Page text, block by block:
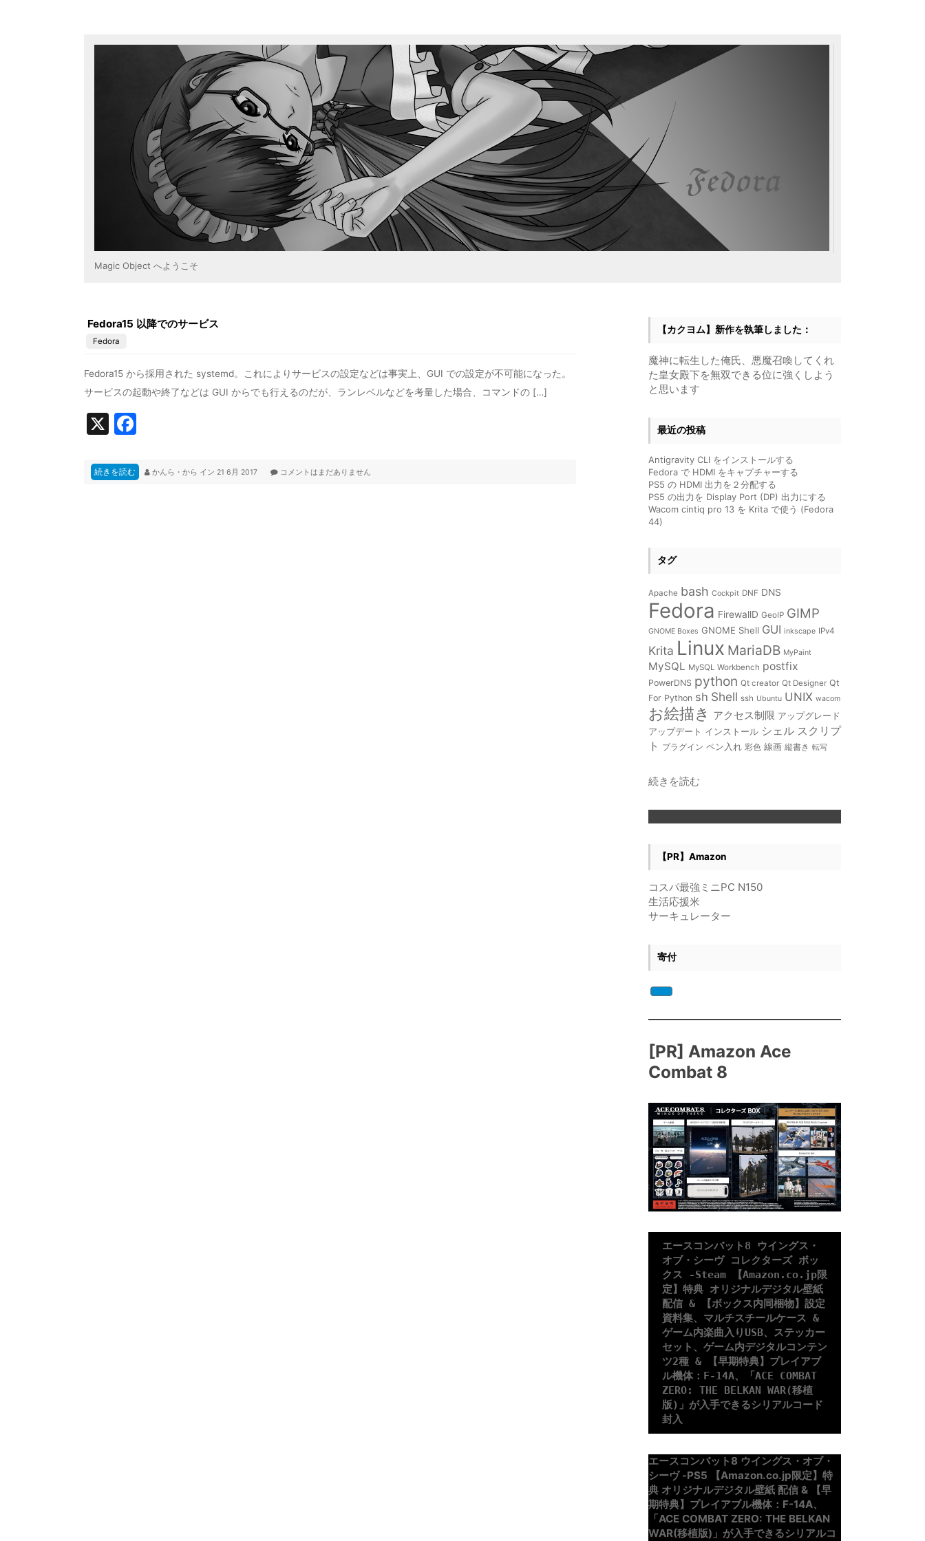
Magic Object へようこそ
Fedora15 以降でのサービス
Fedora
Fedora15 から採用された systemd。これによりサービスの設定などは事実上、GUI での設定が不可能になった。
サービスの起動や終了などは GUI からでも行えるのだが、ランレベルなどを考量した場合、コマンドの […]
X
c
続きを読む かんら・から イン 21 6月 2017 コメントはまだありません
【カクヨム】新作を執筆しました：
魔神に転生した俺氏、悪魔召喚してくれ
た皇女殿下を無双できる位に強くしよう
と思います
最近の投稿
Antigravity CLI をインストールする
Fedora で HDMI をキャプチャーする
PS5 の HDMI 出力を２分配する
PS5 の出力を Display Port (DP) 出力にする
Wacom cintiq pro 13 を Krita で使う (Fedora
44)
タグ
Apache bash Cockpit DNF DNS
Fedora FirewallD GeoIP GIMP
GNOME Boxes GNOME Shell GUI inkscape IPv4
Krita Linux MariaDB MyPaint
MySQL MySQL Workbench postfix
PowerDNS python Qt creator Qt Designer Qt
For Python sh Shell ssh Ubuntu UNIX wacom
お絵描き アクセス制限 アップグレード
アップデート インストール シェル スクリプ
ト
プラグイン ペン入れ 彩色 線画 縦書き 転写
続きを読む
以
降
サ
ビ
【PR】Amazon
コスパ最強ミニPC N150
生活応援米
サーキュレーター
寄付
[PR] Amazon Ace
Combat 8
エースコンバット8 ウイングス・
オブ・シーヴ コレクターズ ボッ
クス -Steam 【Amazon.co.jp限
定】特典 オリジナルデジタル壁紙
配信 & 【ボックス内同梱物】設定
資料集、マルチスチールケース &
ゲーム内楽曲入りUSB、ステッカー
セット、ゲーム内デジタルコンテン
ツ2種 & 【早期特典】プレイアブ
ル機体：F-14A、「ACE COMBAT
ZERO: THE BELKAN WAR(移植
版)」が入手できるシリアルコード
封入
エースコンバット8 ウイングス・オブ・
シーヴ -PS5 【Amazon.co.jp限定】特
典 オリジナルデジタル壁紙 配信 & 【早
期特典】プレイアブル機体：F-14A、
「ACE COMBAT ZERO: THE BELKAN
WAR(移植版)」が入手できるシリアルコ